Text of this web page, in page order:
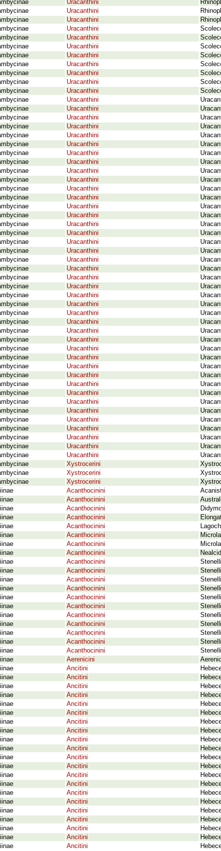
Uracanthini
Uracanthini
Uracanthini
Uracanthini
Uracanthini
Uracanthini
Uracanthini
Uracanthini
Uracanthini
Uracanthini
Uracanthini
Uracanthini
Uracanthini
Uracanthini
Uracanthini
Uracanthini
Uracanthini
Uracanthini
Uracanthini
Uracanthini
Uracanthini
Uracanthini
Uracanthini
Uracanthini
Uracanthini
Uracanthini
Uracanthini
Uracanthini
Uracanthini
Uracanthini
Uracanthini
Uracanthini
Uracanthini
Uracanthini
Uracanthini
Uracanthini
Uracanthini
Uracanthini
Uracanthini
Uracanthini
Uracanthini
Uracanthini
Uracanthini
Uracanthini
Uracanthini
Uracanthini
Uracanthini
Uracanthini
Uracanthini
Uracanthini
Uracanthini
Uracanthini
Xystrocerini
Xystrocerini
Xystrocerini
Acanthocinini
Acanthocinini
Acanthocinini
Acanthocinini
Acanthocinini
Acanthocinini
Acanthocinini
Acanthocinini
Acanthocinini
Acanthocinini
Acanthocinini
Acanthocinini
Acanthocinini
Acanthocinini
Acanthocinini
Acanthocinini
Acanthocinini
Acanthocinini
Acanthocinini
Aerenicini
Ancitini
Ancitini
Ancitini
Ancitini
Ancitini
Ancitini
Ancitini
Ancitini
Ancitini
Ancitini
Ancitini
Ancitini
Ancitini
Ancitini
Ancitini
Ancitini
Ancitini
Ancitini
Ancitini
Ancitini
Ancitini